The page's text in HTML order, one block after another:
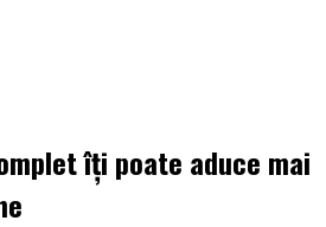
îți poate aduce mai